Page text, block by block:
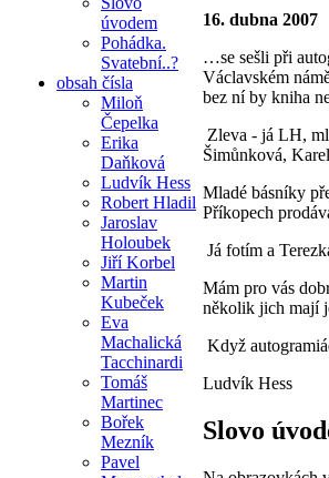
úvodem
Pohádka.
Svatební..?
obsah čísla
Miloň
Čepelka
Erika
Daňková
Ludvík Hess
Robert Hladil
Jaroslav
Holoubek
Jiří Korbel
Martin
Kubeček
Eva
Machalická
Tacchinardi
Tomáš
Martinec
Bořek
Mezník
Pavel
16. dubna 2007
…se sešli při
Václavském
bez ní by kniha
Zleva - já LH,
Šimůnková,
Mladé básníky
Příkopech
Já fotím a
Mám pro vás
několik jich mají
Když
Ludvík Hess
Slovo